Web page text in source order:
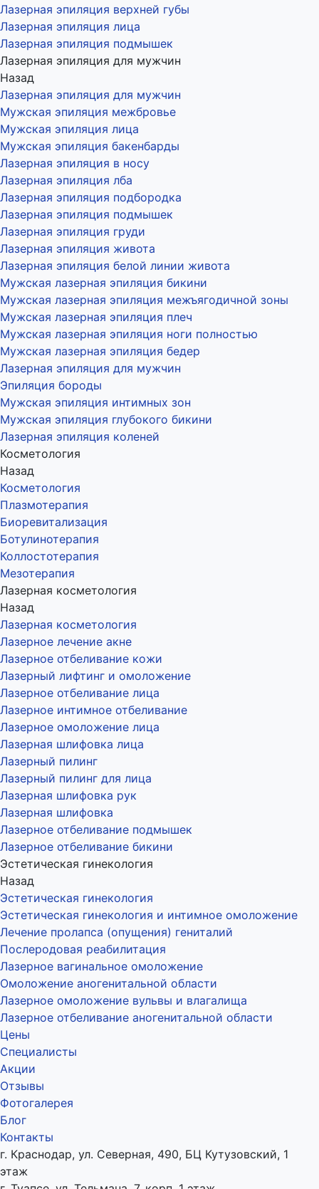
Лазерная эпиляция верхней губы
Лазерная эпиляция лица
Лазерная эпиляция подмышек
Лазерная эпиляция для мужчин
Назад
Лазерная эпиляция для мужчин
Мужская эпиляция межбровье
Мужская эпиляция лица
Мужская эпиляция бакенбарды
Лазерная эпиляция в носу
Лазерная эпиляция лба
Лазерная эпиляция подбородка
Лазерная эпиляция подмышек
Лазерная эпиляция груди
Лазерная эпиляция живота
Лазерная эпиляция белой линии живота
Мужская лазерная эпиляция бикини
Мужская лазерная эпиляция межъягодичной зоны
Мужская лазерная эпиляция плеч
Мужская лазерная эпиляция ноги полностью
Мужская лазерная эпиляция бедер
Лазерная эпиляция для мужчин
Эпиляция бороды
Мужская эпиляция интимных зон
Мужская эпиляция глубокого бикини
Лазерная эпиляция коленей
Косметология
Назад
Косметология
Плазмотерапия
Биоревитализация
Ботулинотерапия
Коллостотерапия
Мезотерапия
Лазерная косметология
Назад
Лазерная косметология
Лазерное лечение акне
Лазерное отбеливание кожи
Лазерный лифтинг и омоложение
Лазерное отбеливание лица
Лазерное интимное отбеливание
Лазерное омоложение лица
Лазерная шлифовка лица
Лазерный пилинг
Лазерный пилинг для лица
Лазерная шлифовка рук
Лазерная шлифовка
Лазерное отбеливание подмышек
Лазерное отбеливание бикини
Эстетическая гинекология
Назад
Эстетическая гинекология
Эстетическая гинекология и интимное омоложение
Лечение пролапса (опущения) гениталий
Послеродовая реабилитация
Лазерное вагинальное омоложение
Омоложение аногенитальной области
Лазерное омоложение вульвы и влагалища
Лазерное отбеливание аногенитальной области
Цены
Специалисты
Акции
Отзывы
Фотогалерея
Блог
Контакты
г. Краснодар, ул. Северная, 490, БЦ Кутузовский, 1
этаж